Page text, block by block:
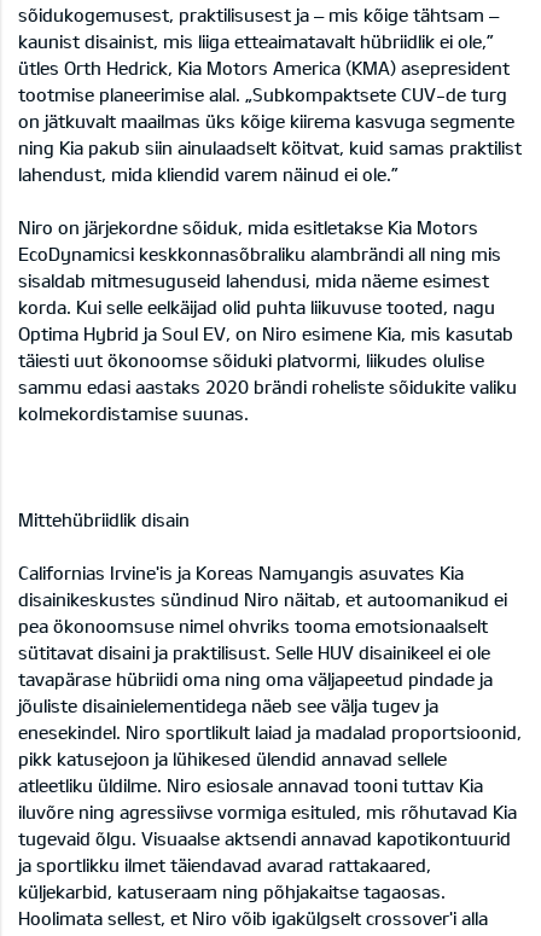
sõidukogemusest, praktilisusest ja – mis kõige tähtsam –
kaunist disainist, mis liiga etteaimatavalt hübriidlik ei ole,”
ütles Orth Hedrick, Kia Motors America (KMA) asepresident
tootmise planeerimise alal. „Subkompaktsete CUV-de turg
on jätkuvalt maailmas üks kõige kiirema kasvuga segmente
ning Kia pakub siin ainulaadselt köitvat, kuid samas praktilist
lahendust, mida kliendid varem näinud ei ole.”
Niro on järjekordne sõiduk, mida esitletakse Kia Motors
EcoDynamicsi keskkonnasõbraliku alambrändi all ning mis
sisaldab mitmesuguseid lahendusi, mida näeme esimest
korda. Kui selle eelkäijad olid puhta liikuvuse tooted, nagu
Optima Hybrid ja Soul EV, on Niro esimene Kia, mis kasutab
täiesti uut ökonoomse sõiduki platvormi, liikudes olulise
sammu edasi aastaks 2020 brändi roheliste sõidukite valiku
kolmekordistamise suunas.
Mittehübriidlik disain
Californias Irvine'is ja Koreas Namyangis asuvates Kia
disainikeskustes sündinud Niro näitab, et autoomanikud ei
pea ökonoomsuse nimel ohvriks tooma emotsionaalselt
sütitavat disaini ja praktilisust. Selle HUV disainikeel ei ole
tavapärase hübriidi oma ning oma väljapeetud pindade ja
jõuliste disainielementidega näeb see välja tugev ja
enesekindel. Niro sportlikult laiad ja madalad proportsioonid,
pikk katusejoon ja lühikesed ülendid annavad sellele
atleetliku üldilme. Niro esiosale annavad tooni tuttav Kia
iluvõre ning agressiivse vormiga esituled, mis rõhutavad Kia
tugevaid õlgu. Visuaalse aktsendi annavad kapotikontuurid
ja sportlikku ilmet täiendavad avarad rattakaared,
küljekarbid, katuseraam ning põhjakaitse tagaosas.
Hoolimata sellest, et Niro võib igakülgselt crossover'i alla